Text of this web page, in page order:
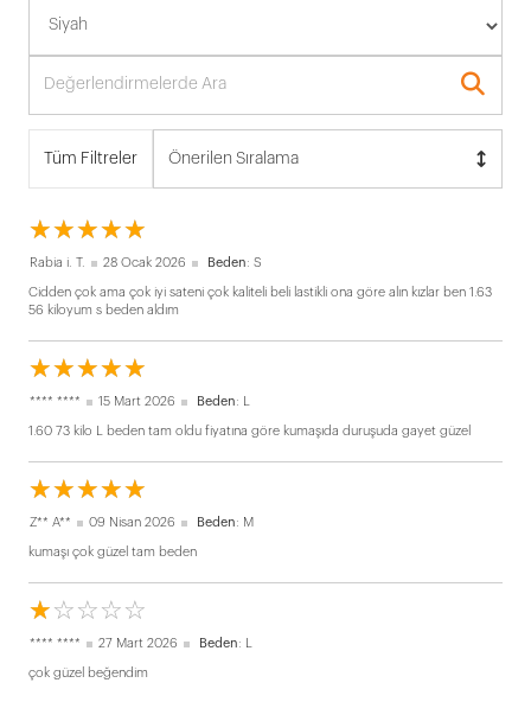
Tüm Filtreler Önerilen Sıralama
☆☆☆☆☆
★★★★★
Rabia i. T. 28 Ocak 2026 Beden: S
Cidden çok ama çok iyi sateni çok kaliteli beli lastikli ona göre alın kızlar ben 1.63
56 kiloyum s beden aldım
☆☆☆☆☆
★★★★★
**** **** 15 Mart 2026 Beden: L
1.60 73 kilo L beden tam oldu fiyatına göre kumaşıda duruşuda gayet güzel
☆☆☆☆☆
★★★★★
Z** A** 09 Nisan 2026 Beden: M
kumaşı çok güzel tam beden
☆☆☆☆☆
★★★★★
**** **** 27 Mart 2026 Beden: L
çok güzel beğendim